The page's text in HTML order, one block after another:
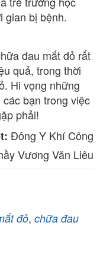
gian bị bệnh.
đau mắt đỏ rất
quả, trong thời
Hi vọng những
bạn trong việc
phải!
Đông Y Khí Công
Vương Văn Liêu
đỏ, chữa đau